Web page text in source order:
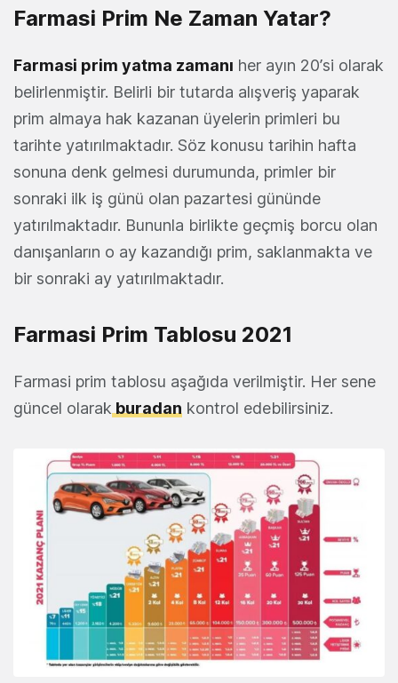
Farmasi Prim Ne Zaman Yatar?
Farmasi prim yatma zamanı her ayın 20’si olarak
belirlenmiştir. Belirli bir tutarda alışveriş yaparak
prim almaya hak kazanan üyelerin primleri bu
tarihte yatırılmaktadır. Söz konusu tarihin hafta
sonuna denk gelmesi durumunda, primler bir
sonraki ilk iş günü olan pazartesi gününde
yatırılmaktadır. Bununla birlikte geçmiş borcu olan
danışanların o ay kazandığı prim, saklanmakta ve
bir sonraki ay yatırılmaktadır.
Farmasi Prim Tablosu 2021
Farmasi prim tablosu aşağıda verilmiştir. Her sene
güncel olarak buradan kontrol edebilirsiniz.